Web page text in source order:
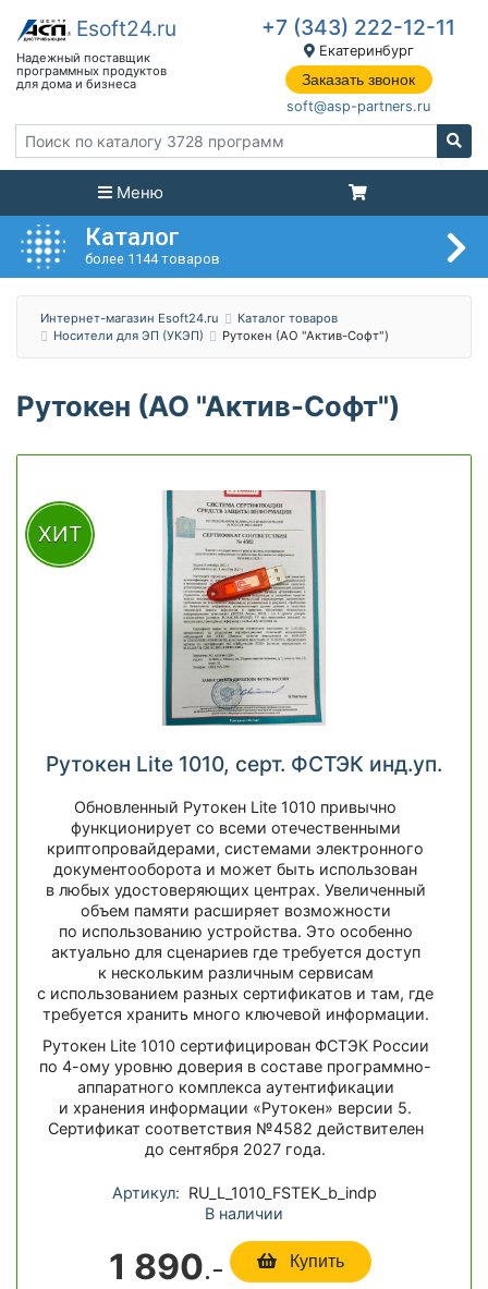
+7 (343) 222-12-11
Екатеринбург
Заказать звонок
soft@asp-partners.ru
Меню
Каталог
более 1144 товаров
Интернет-магазин Esoft24.ru
Каталог товаров
Носители для ЭП (УКЭП)
Рутокен (АО "Актив-Софт")
Рутокен (АО "Актив-Софт")
ХИТ
Рутокен Lite 1010, серт. ФСТЭК инд.уп.
Обновленный Рутокен Lite 1010 привычно
функционирует со всеми отечественными
криптопровайдерами, системами электронного
документооборота и может быть использован
в любых удостоверяющих центрах. Увеличенный
объем памяти расширяет возможности
по использованию устройства. Это особенно
актуально для сценариев где требуется доступ
к нескольким различным сервисам
с использованием разных сертификатов и там, где
требуется хранить много ключевой информации.
Рутокен Lite 1010 сертифицирован ФСТЭК России
по 4-ому уровню доверия в составе программно-
аппаратного комплекса аутентификации
и хранения информации «Рутокен» версии 5.
Сертификат соответствия №4582 действителен
до сентября 2027 года.
Артикул: RU_L_1010_FSTEK_b_indp
В наличии
1 890.- Купить